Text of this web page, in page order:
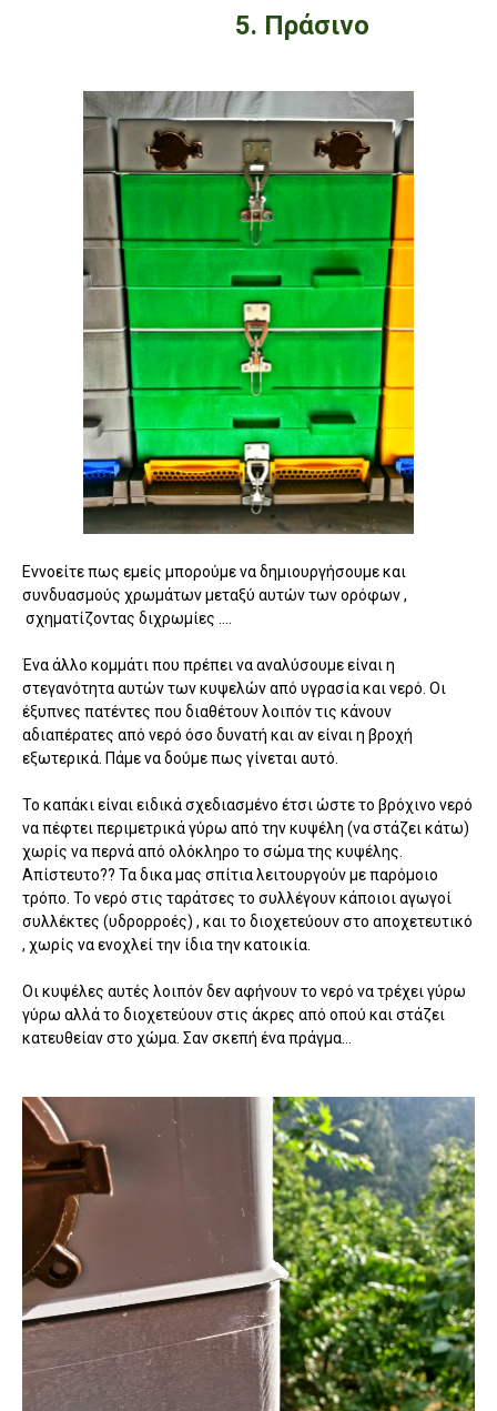
5. Πράσινο
Εννοείτε πως εμείς μπορούμε να δημιουργήσουμε και
συνδυασμούς χρωμάτων μεταξύ αυτών των ορόφων ,
σχηματίζοντας διχρωμίες ....
Ένα άλλο κομμάτι που πρέπει να αναλύσουμε είναι η
στεγανότητα αυτών των κυψελών από υγρασία και νερό. Οι
έξυπνες πατέντες που διαθέτουν λοιπόν τις κάνουν
αδιαπέρατες από νερό όσο δυνατή και αν είναι η βροχή
εξωτερικά. Πάμε να δούμε πως γίνεται αυτό.
Το καπάκι είναι ειδικά σχεδιασμένο έτσι ώστε το βρόχινο νερό
να πέφτει περιμετρικά γύρω από την κυψέλη (να στάζει κάτω)
χωρίς να περνά από ολόκληρο το σώμα της κυψέλης.
Απίστευτο?? Τα δικα μας σπίτια λειτουργούν με παρόμοιο
τρόπο. Το νερό στις ταράτσες το συλλέγουν κάποιοι αγωγοί
συλλέκτες (υδρορροές) , και το διοχετεύουν στο αποχετευτικό
, χωρίς να ενοχλεί την ίδια την κατοικία.
Οι κυψέλες αυτές λοιπόν δεν αφήνουν το νερό να τρέχει γύρω
γύρω αλλά το διοχετεύουν στις άκρες από οπού και στάζει
κατευθείαν στο χώμα. Σαν σκεπή ένα πράγμα...